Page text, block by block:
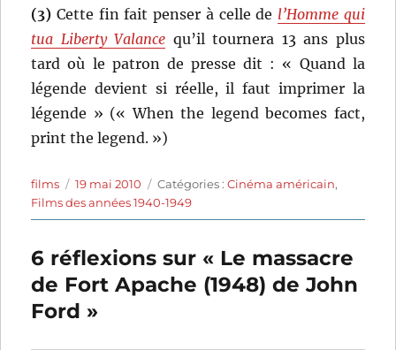
(3) Cette fin fait penser à celle de l’Homme qui
tua Liberty Valance qu’il tournera 13 ans plus
tard où le patron de presse dit : « Quand la
légende devient si réelle, il faut imprimer la
légende » (« When the legend becomes fact,
print the legend. »)
Auteur
films
Publié
le
19 mai 2010 Catégories
Catégories :Cinéma américain,
Films des années 1940-1949
6 réflexions sur « Le massacre
de Fort Apache (1948) de John
Ford »